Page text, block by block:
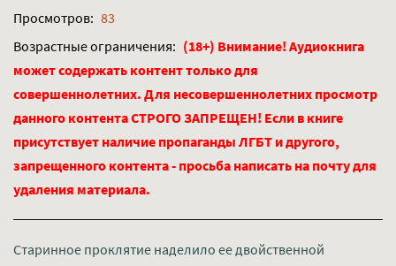
Просмотров: 83
Возрастные ограничения: (18+) Внимание! Аудиокнига
может содержать контент только для
совершеннолетних. Для несовершеннолетних просмотр
данного контента СТРОГО ЗАПРЕЩЕН! Если в книге
присутствует наличие пропаганды ЛГБТ и другого,
запрещенного контента - просьба написать на почту для
удаления материала.
Старинное проклятие наделило ее двойственной